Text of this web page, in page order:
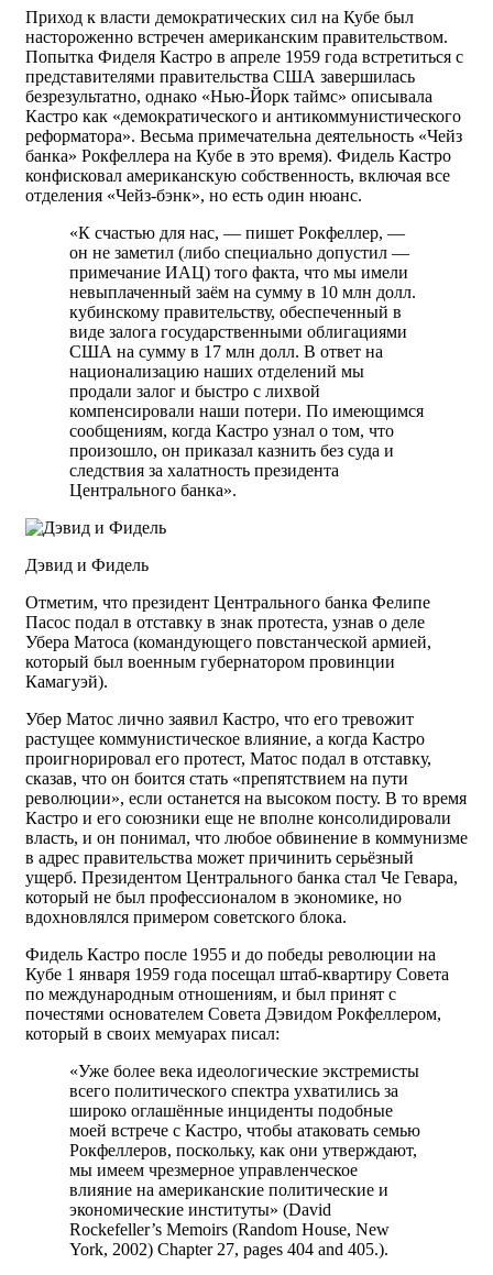
Приход к власти демократических сил на Кубе был
настороженно встречен американским правительством.
Попытка Фиделя Кастро в апреле 1959 года встретиться с
представителями правительства США завершилась
безрезультатно, однако «Нью-Йорк таймс» описывала
Кастро как «демократического и антикоммунистического
реформатора». Весьма примечательна деятельность «Чейз
банка» Рокфеллера на Кубе в это время). Фидель Кастро
конфисковал американскую собственность, включая все
отделения «Чейз-бэнк», но есть один нюанс.
«К счастью для нас, — пишет Рокфеллер, —
он не заметил (либо специально допустил —
примечание ИАЦ) того факта, что мы имели
невыплаченный заём на сумму в 10 млн долл.
кубинскому правительству, обеспеченный в
виде залога государственными облигациями
США на сумму в 17 млн долл. В ответ на
национализацию наших отделений мы
продали залог и быстро с лихвой
компенсировали наши потери. По имеющимся
сообщениям, когда Кастро узнал о том, что
произошло, он приказал казнить без суда и
следствия за халатность президента
Центрального банка».
Дэвид и Фидель
Отметим, что президент Центрального банка Фелипе
Пасос подал в отставку в знак протеста, узнав о деле
Убера Матоса (командующего повстанческой армией,
который был военным губернатором провинции
Камагуэй).
Убер Матос лично заявил Кастро, что его тревожит
растущее коммунистическое влияние, а когда Кастро
проигнорировал его протест, Матос подал в отставку,
сказав, что он боится стать «препятствием на пути
революции», если останется на высоком посту. В то время
Кастро и его союзники еще не вполне консолидировали
власть, и он понимал, что любое обвинение в коммунизме
в адрес правительства может причинить серьёзный
ущерб. Президентом Центрального банка стал Че Гевара,
который не был профессионалом в экономике, но
вдохновлялся примером советского блока.
Фидель Кастро после 1955 и до победы революции на
Кубе 1 января 1959 года посещал штаб-квартиру Совета
по международным отношениям, и был принят с
почестями основателем Совета Дэвидом Рокфеллером,
который в своих мемуарах писал:
«Уже более века идеологические экстремисты
всего политического спектра ухватились за
широко оглашённые инциденты подобные
моей встрече с Кастро, чтобы атаковать семью
Рокфеллеров, поскольку, как они утверждают,
мы имеем чрезмерное управленческое
влияние на американские политические и
экономические институты» (David
Rockefeller’s Memoirs (Random House, New
York, 2002) Chapter 27, pages 404 and 405.).